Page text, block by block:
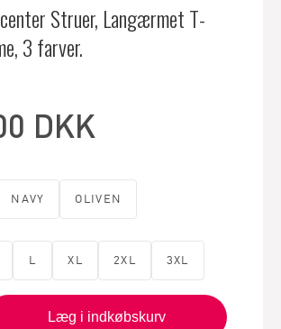
Struer, Langærmet T-
3 farver.
DKK
NAVY OLIVEN
L XL 2XL 3XL
Læg i indkøbskurv